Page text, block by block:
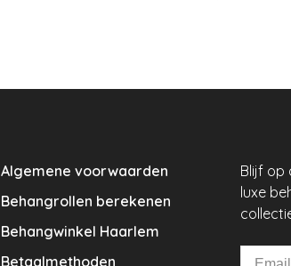
Algemene voorwaarden
Behangrollen berekenen
Behangwinkel Haarlem
Betaalmethoden
Blijf op
luxe